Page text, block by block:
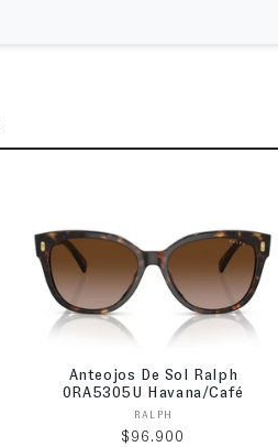
Anteojos De Sol Ralph
0RA5305U Havana/Café
Proveedor:
RALPH
Precio habitual
$96.900